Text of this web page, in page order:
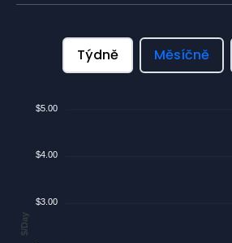
Týdně Měsíčně
$5.00
$4.00
$3.00
$/Day